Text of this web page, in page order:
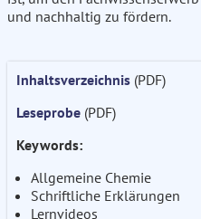
und nachhaltig zu fördern.
Inhaltsverzeichnis (PDF)
Leseprobe (PDF)
Keywords:
Allgemeine Chemie
Schriftliche Erklärungen
Lernvideos